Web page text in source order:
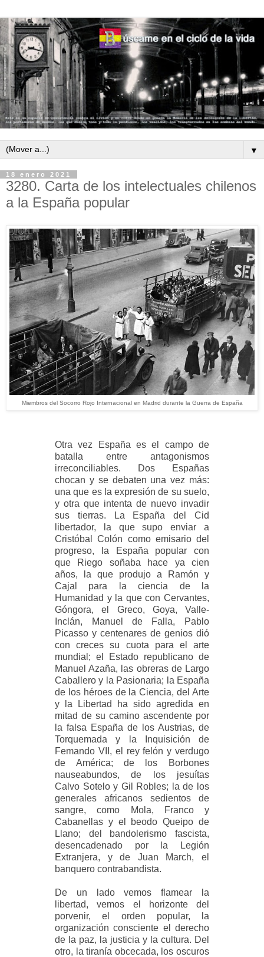
▼
18 enero 2021
3280. Carta de los intelectuales chilenos
a la España popular
Miembros del Socorro Rojo Internacional en Madrid durante la Guerra de España
Otra vez España es el campo de
batalla entre antagonismos
irreconciliables. Dos Españas
chocan y se debaten una vez más:
una que es la expresión de su suelo,
y otra que intenta de nuevo invadir
sus tierras. La España del Cid
libertador, la que supo enviar a
Cristóbal Colón como emisario del
progreso, la España popular con
que Riego soñaba hace ya cien
años, la que produjo a Ramón y
Cajal para la ciencia de la
Humanidad y la que con Cervantes,
Góngora, el Greco, Goya, Valle-
Inclán, Manuel de Falla, Pablo
Picasso y centenares de genios dió
con creces su cuota para el arte
mundial; el Estado republicano de
Manuel Azaña, las obreras de Largo
Caballero y la Pasionaria; la España
de los héroes de la Ciencia, del Arte
y la Libertad ha sido agredida en
mitad de su camino ascendente por
la falsa España de los Austrias, de
Torquemada y la Inquisición de
Femando VII, el rey felón y verdugo
de América; de los Borbones
nauseabundos, de los jesuítas
Calvo Sotelo y Gil Robles; la de los
generales africanos sedientos de
sangre, como Mola, Franco y
Cabanellas y el beodo Queipo de
Llano; del bandolerismo fascista,
desencadenado por la Legión
Extranjera, y de Juan March, el
banquero contrabandista.
De un lado vemos flamear la
libertad, vemos el horizonte del
porvenir, el orden popular, la
organización consciente el derecho
de la paz, la justicia y la cultura. Del
otro, la tiranía obcecada, los oscuros